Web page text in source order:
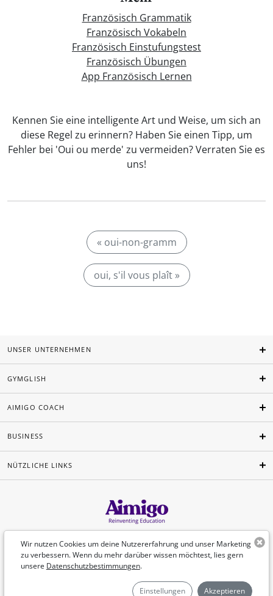
Französisch Grammatik
Französisch Vokabeln
Französisch Einstufungstest
Französisch Übungen
App Französisch Lernen
Kennen Sie eine intelligente Art und Weise, um sich an
diese Regel zu erinnern? Haben Sie einen Tipp, um
Fehler bei 'Oui ou merde' zu vermeiden? Verraten Sie es
uns!
« oui-non-gramm
oui, s'il vous plaît »
Wir nutzen Cookies um deine Nutzererfahrung und unser Marketing
zu verbessern. Wenn du mehr darüber wissen möchtest, lies gern
unsere Datenschutzbestimmungen.
Einstellungen Akzeptieren
UNSER UNTERNEHMEN
GYMGLISH
AIMIGO COACH
BUSINESS
NÜTZLICHE LINKS
Deutsch
©Aimigo 2026